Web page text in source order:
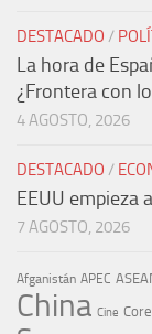
DESTACADO /
La hora de
¿Frontera con
4 AGOSTO, 2026
DESTACADO /
EEUU empieza
7 AGOSTO, 2026
Afganistán APEC
China Cine